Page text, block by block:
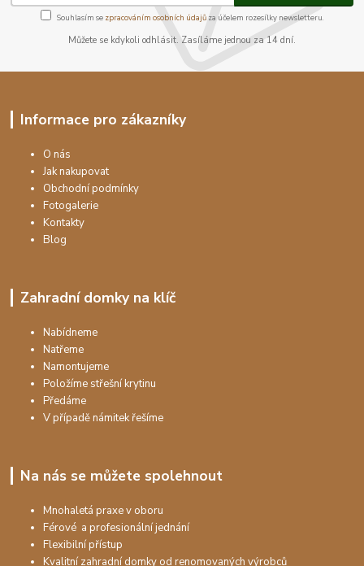
Souhlasím se zpracováním osobních údajůza účelem rozesílky newsletteru.
Můžete se kdykoli odhlásit. Zasíláme jednou za 14 dní.
Informace pro zákazníky
O nás
Jak nakupovat
Obchodní podmínky
Fotogalerie
Kontakty
Blog
Zahradní domky na klíč
Nabídneme
Natřeme
Namontujeme
Položíme střešní krytinu
Předáme
V případě námitek řešíme
Na nás se můžete spolehnout
Mnohaletá praxe v oboru
Férové a profesionální jednání
Flexibilní přístup
Kvalitní zahradní domky od renomovaných výrobců